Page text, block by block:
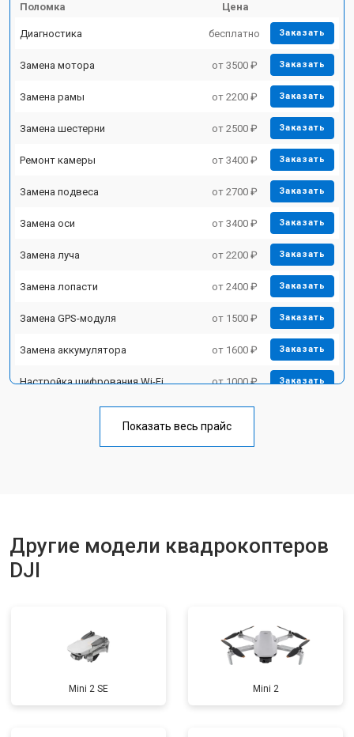
Поломка Цена
Диагностика бесплатно Заказать
Замена мотора от 3500 ₽ Заказать
Замена рамы от 2200 ₽ Заказать
Замена шестерни от 2500 ₽ Заказать
Ремонт камеры от 3400 ₽ Заказать
Замена подвеса от 2700 ₽ Заказать
Замена оси от 3400 ₽ Заказать
Замена луча от 2200 ₽ Заказать
Замена лопасти от 2400 ₽ Заказать
Замена GPS-модуля от 1500 ₽ Заказать
Замена аккумулятора от 1600 ₽ Заказать
Настройка шифрования Wi-Fi от 1000 ₽ Заказать
Замена материнской платы от 2800 ₽
Показать весь прайс
Другие модели квадрокоптеров
DJI
Mini 2 SE Mini 2